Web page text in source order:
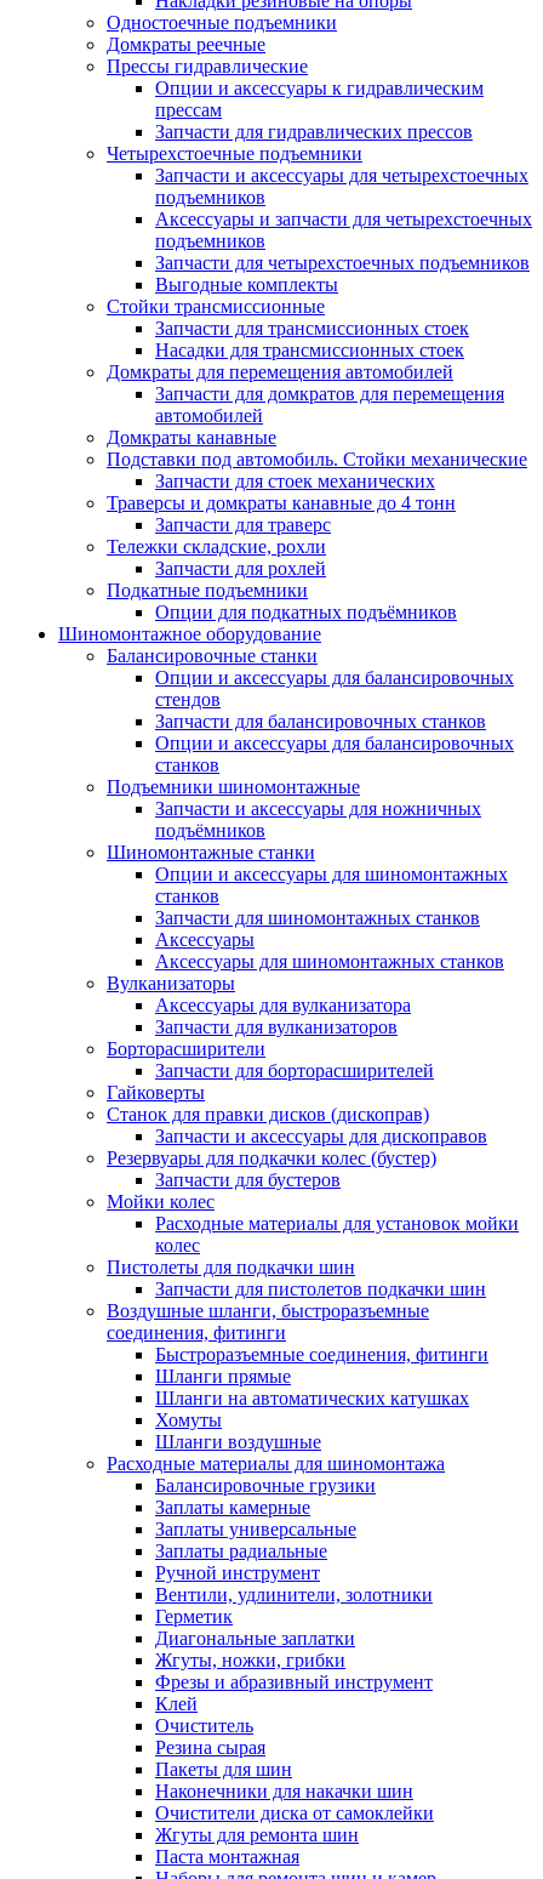
Одностоечные подъемники
Домкраты реечные
Прессы гидравлические
Опции и аксессуары к гидравлическим
прессам
Запчасти для гидравлических прессов
Четырехстоечные подъемники
Запчасти и аксессуары для четырехстоечных
подъемников
Аксессуары и запчасти для четырехстоечных
подъемников
Запчасти для четырехстоечных подъемников
Выгодные комплекты
Стойки трансмиссионные
Запчасти для трансмиссионных стоек
Насадки для трансмиссионных стоек
Домкраты для перемещения автомобилей
Запчасти для домкратов для перемещения
автомобилей
Домкраты канавные
Подставки под автомобиль. Стойки механические
Запчасти для стоек механических
Траверсы и домкраты канавные до 4 тонн
Запчасти для траверс
Тележки складские, рохли
Запчасти для рохлей
Подкатные подъемники
Опции для подкатных подъёмников
Шиномонтажное оборудование
Балансировочные станки
Опции и аксессуары для балансировочных
стендов
Запчасти для балансировочных станков
Опции и аксессуары для балансировочных
станков
Подъемники шиномонтажные
Запчасти и аксессуары для ножничных
подъёмников
Шиномонтажные станки
Опции и аксессуары для шиномонтажных
станков
Запчасти для шиномонтажных станков
Аксессуары
Аксессуары для шиномонтажных станков
Вулканизаторы
Аксессуары для вулканизатора
Запчасти для вулканизаторов
Борторасширители
Запчасти для борторасширителей
Гайковерты
Станок для правки дисков (дископрав)
Запчасти и аксессуары для дископравов
Резервуары для подкачки колес (бустер)
Запчасти для бустеров
Мойки колес
Расходные материалы для установок мойки
колес
Пистолеты для подкачки шин
Запчасти для пистолетов подкачки шин
Воздушные шланги, быстроразъемные
соединения, фитинги
Быстроразъемные соединения, фитинги
Шланги прямые
Шланги на автоматических катушках
Хомуты
Шланги воздушные
Расходные материалы для шиномонтажа
Балансировочные грузики
Заплаты камерные
Заплаты универсальные
Заплаты радиальные
Ручной инструмент
Вентили, удлинители, золотники
Герметик
Диагональные заплатки
Жгуты, ножки, грибки
Фрезы и абразивный инструмент
Клей
Очиститель
Резина сырая
Пакеты для шин
Наконечники для накачки шин
Очистители диска от самоклейки
Жгуты для ремонта шин
Паста монтажная